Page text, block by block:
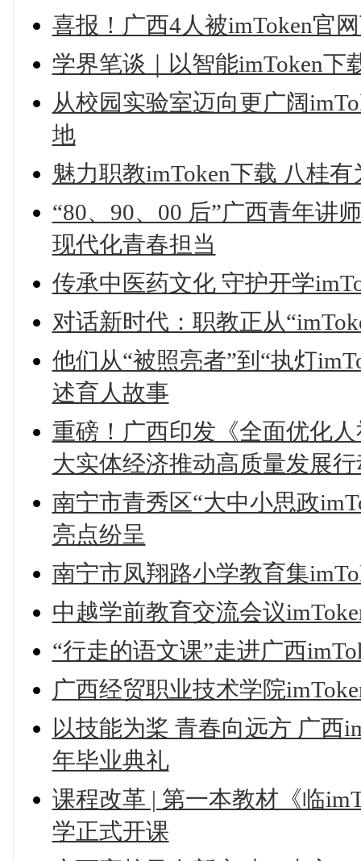
喜报！广西4人被imToken官
学界笔谈｜以智能imToken下
从校园实验室迈向更广阔
地
魅力职教imToken下载 八桂有
“80、90、00 后”广西青年讲
现代化青春担当
传承中医药文化 守护开学
对话新时代：职教正从
他们从“被照亮者”到“执灯
述育人故事
重磅！广西印发《全面优化
大实体经济推动高质量发展
南宁市青秀区“大中小思政
亮点纷呈
南宁市凤翔路小学教育集
中越学前教育交流会议
“行走的语文课”走进广西
广西经贸职业技术学院
以技能为桨 青春向远方 广西
年毕业典礼
课程改革 | 第一本教材《临
学正式开课